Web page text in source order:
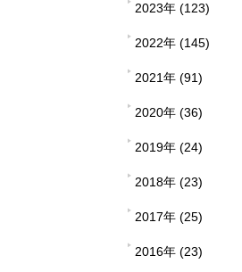
2023年 (123)
2022年 (145)
2021年 (91)
2020年 (36)
2019年 (24)
2018年 (23)
2017年 (25)
2016年 (23)